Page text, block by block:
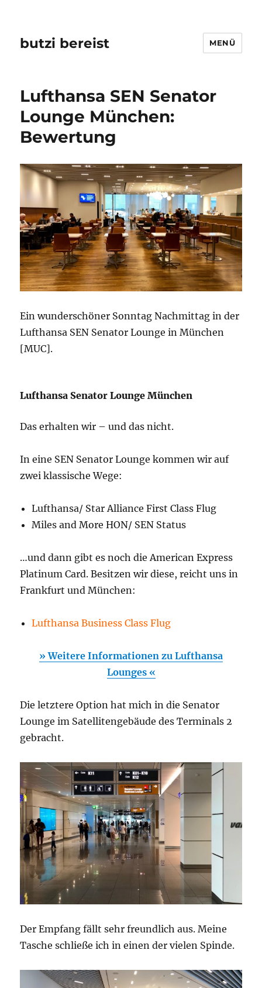
butzi bereist MENÜ
Lufthansa SEN Senator
Lounge München:
Bewertung
Ein wunderschöner Sonntag Nachmittag in der
Lufthansa SEN Senator Lounge in München
[MUC].
Lufthansa Senator Lounge München
Das erhalten wir – und das nicht.
In eine SEN Senator Lounge kommen wir auf
zwei klassische Wege:
Lufthansa/ Star Alliance First Class Flug
Miles and More HON/ SEN Status
…und dann gibt es noch die American Express
Platinum Card. Besitzen wir diese, reicht uns in
Frankfurt und München:
Lufthansa Business Class Flug
» Weitere Informationen zu Lufthansa
Lounges «
Die letztere Option hat mich in die Senator
Lounge im Satellitengebäude des Terminals 2
gebracht.
Der Empfang fällt sehr freundlich aus. Meine
Tasche schließe ich in einen der vielen Spinde.